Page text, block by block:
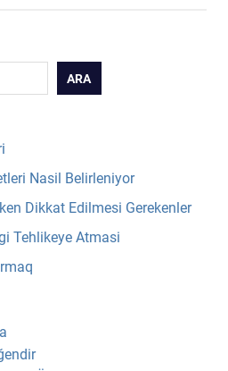
ARA
Nasil Belirleniyor
Dikkat Edilmesi Gerekenler
Tehlikeye Atmasi